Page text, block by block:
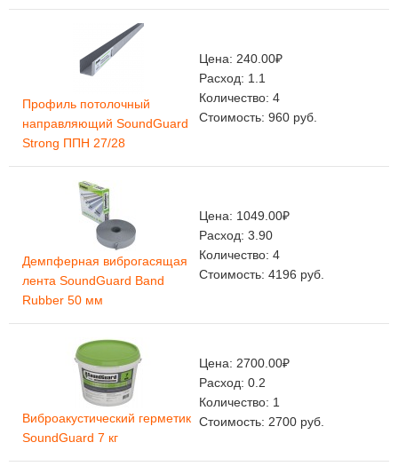
Профиль потолочный
направляющий SoundGuard
Strong ППН 27/28
Цена: 240.00₽
Расход: 1.1
Количество: 4
Стоимость: 960 руб.
Демпферная виброгасящая
лента SoundGuard Band
Rubber 50 мм
Цена: 1049.00₽
Расход: 3.90
Количество: 4
Стоимость: 4196 руб.
Виброакустический герметик
SoundGuard 7 кг
Цена: 2700.00₽
Расход: 0.2
Количество: 1
Стоимость: 2700 руб.